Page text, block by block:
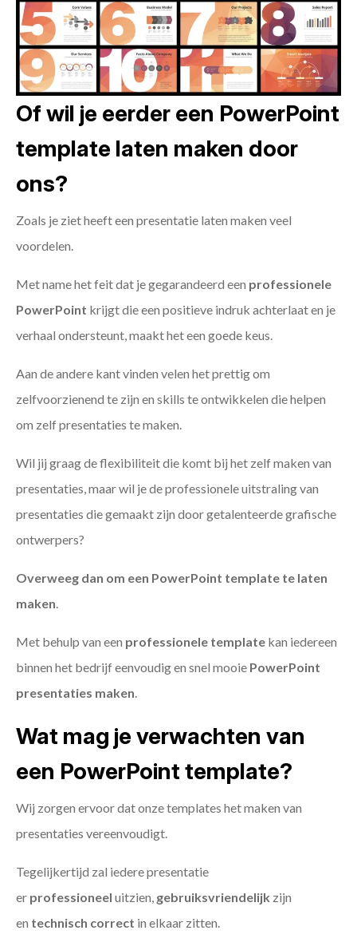
Of wil je eerder een PowerPoint
template laten maken door
ons?
Zoals je ziet heeft een presentatie laten maken veel
voordelen.
Met name het feit dat je gegarandeerd een professionele
PowerPoint krijgt die een positieve indruk achterlaat en je
verhaal ondersteunt, maakt het een goede keus.
Aan de andere kant vinden velen het prettig om
zelfvoorzienend te zijn en skills te ontwikkelen die helpen
om zelf presentaties te maken.
Wil jij graag de flexibiliteit die komt bij het zelf maken van
presentaties, maar wil je de professionele uitstraling van
presentaties die gemaakt zijn door getalenteerde grafische
ontwerpers?
Overweeg dan om een PowerPoint template te laten
maken.
Met behulp van een professionele template kan iedereen
binnen het bedrijf eenvoudig en snel mooie PowerPoint
presentaties maken.
Wat mag je verwachten van
een PowerPoint template?
Wij zorgen ervoor dat onze templates het maken van
presentaties vereenvoudigt.
Tegelijkertijd zal iedere presentatie
er professioneel uitzien, gebruiksvriendelijk zijn
en technisch correct in elkaar zitten.